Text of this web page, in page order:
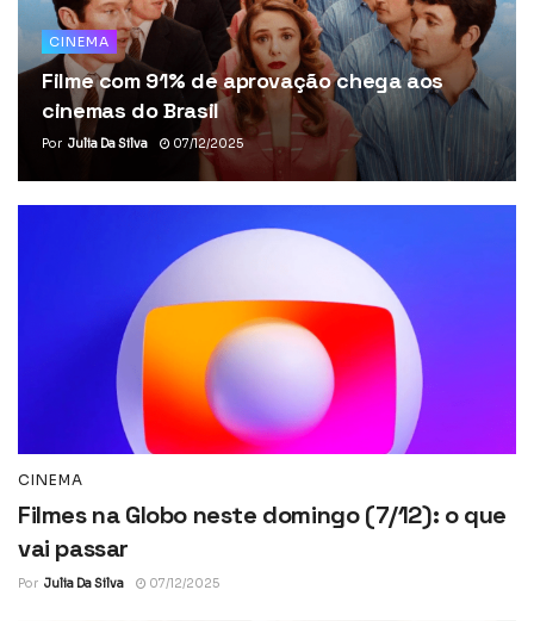
CINEMA
Filme com 91% de aprovação chega aos
cinemas do Brasil
Por Julia Da Silva 07/12/2025
CINEMA
Filmes na Globo neste domingo (7/12): o que
vai passar
Por Julia Da Silva 07/12/2025